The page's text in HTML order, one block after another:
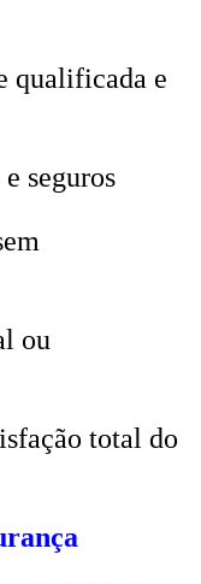
qualificada e
seguros
ou
total do